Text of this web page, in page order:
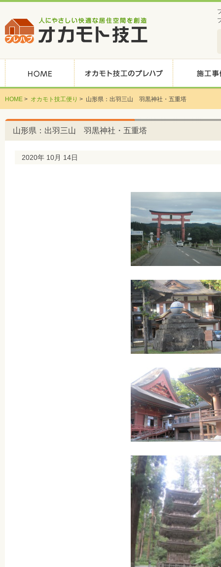
HOME > オカモト技工便り > 山形県：出羽三山 羽黒神社・五重塔
山形県：出羽三山 羽黒神社・五重塔
2020年 10月 14日